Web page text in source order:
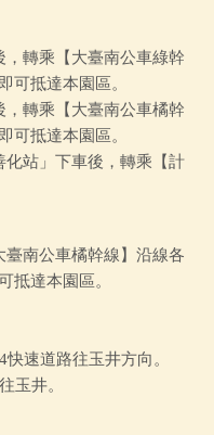
轉乘【大臺南公車綠幹
可抵達本園區。
轉乘【大臺南公車橘幹
可抵達本園區。
站」下車後，轉乘【計
南公車橘幹線】沿線各
抵達本園區。
速道路往玉井方向。
玉井。